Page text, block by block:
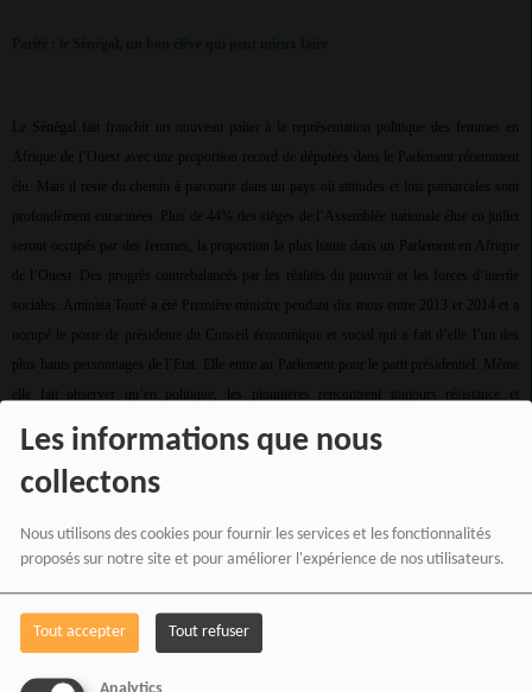
Les informations que nous
collectons
Nous utilisons des cookies pour fournir les services et les fonctionnalités
proposés sur notre site et pour améliorer l'expérience de nos utilisateurs.
Tout accepter Tout refuser
Le Sénégal fait franchir un nouveau palier à la représentation politique des femmes en
Afrique de l’Ouest avec une proportion record de députées dans le Parlement récemment
élu. Mais il reste du chemin à parcourir dans un pays où attitudes et lois patriarcales sont
profondément enracinées. Plus de 44% des sièges de l’Assemblée nationale élue en juillet
seront occupés par des femmes, la proportion la plus haute dans un Parlement en Afrique
de l’Ouest. Des progrès contrebalancés par les réalités du pouvoir et les forces d’inertie
sociales. Aminata Touré a été Première ministre pendant dix mois entre 2013 et 2014 et a
occupé le poste de présidente du Conseil économique et social qui a fait d’elle l’un des
plus hauts personnages de l’Etat. Elle entre au Parlement pour le parti présidentiel. Même
elle fait observer qu’en politique, les pionnières rencontrent toujours résistance et
suspicion. « On vous a beaucoup plus à l’œil, ils ne vous pardonnent aucune erreur », dit-
elle à l’AFP. « Je crois que toutes les femmes de pouvoir vous diraient la même chose ».
Sur les 165 mandats parlementaires, 73 ont échu à des femmes. Le pays, volontiers
quatrième rang en Afrique et au 18e rang mondial pour la parité hommes-femmes au
Parlement, devant la Suisse, la France, la Grande-Bretagne et les États-Unis, selon l’Union